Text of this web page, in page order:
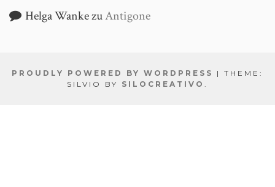
Helga WankezuAntigone
PROUDLY POWERED BY WORDPRESS | THEME:
SILVIO BY SILOCREATIVO .